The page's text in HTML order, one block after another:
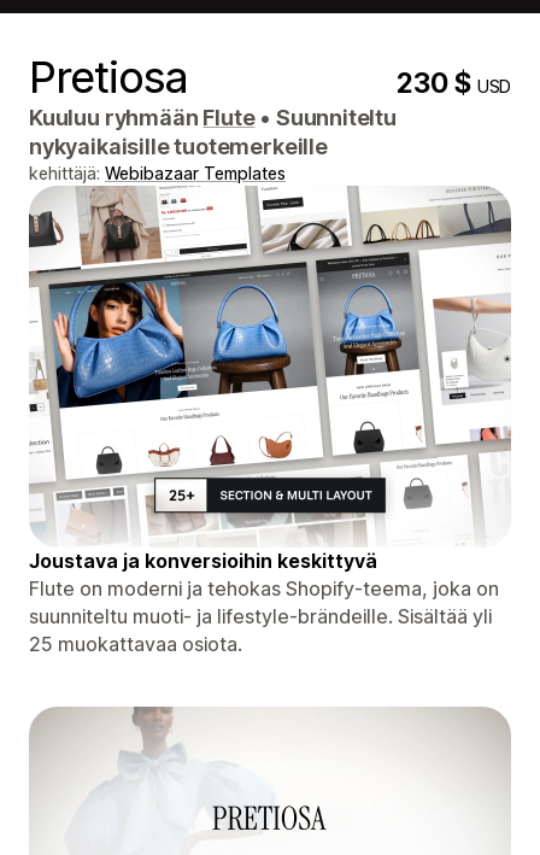
Pretiosa 230 $USD
Kuuluu ryhmään Flute • Suunniteltu
nykyaikaisille tuotemerkeille
kehittäjä: Webibazaar Templates
Joustava ja konversioihin keskittyvä
Flute on moderni ja tehokas Shopify-teema, joka on
suunniteltu muoti- ja lifestyle-brändeille. Sisältää yli
25 muokattavaa osiota.